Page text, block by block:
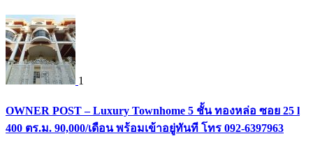
1
OWNER POST – Luxury Townhome 5 ชั้น ทองหล่อ ซอย 25 l
400 ตร.ม. 90,000/เดือน พร้อมเข้าอยู่ทันที โทร 092-6397963